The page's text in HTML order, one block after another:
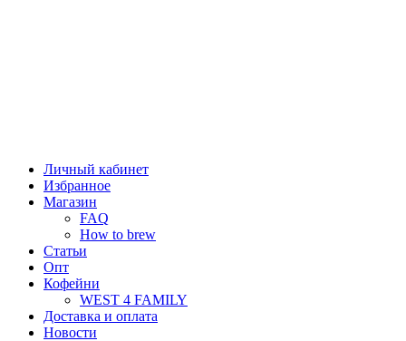
Личный кабинет
Избранное
Магазин
FAQ
How to brew
Статьи
Опт
Кофейни
WEST 4 FAMILY
Доставка и оплата
Новости